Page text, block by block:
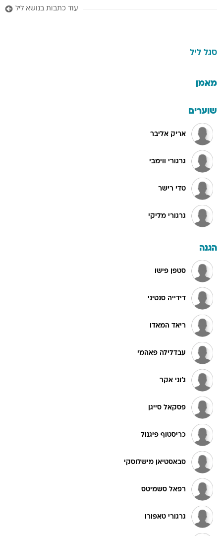
עוד כתבות בנושא ליל
סגל ליל
מאמן
שוערים
אריק אליבר
גרגורי ווימבי
טדי רישר
גרגורי מליקי
הגנה
סטפן פישו
דידייה סנטיני
ריאד המאדו
עבדלילה פאהמי
ג'וני אקר
פסקאל סייגן
כריסטוף פיגנול
סבאסטיאן מישלוסקי
רפאל סשמיטס
גרגורי טאפורו